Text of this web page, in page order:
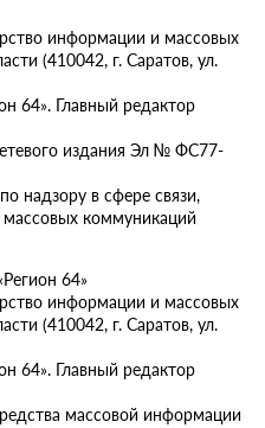
информации и массовых
(410042, г. Саратов, ул.
64». Главный редактор
издания Эл № ФС77-
надзору в сфере связи,
коммуникаций
64»
информации и массовых
(410042, г. Саратов, ул.
64». Главный редактор
массовой информации